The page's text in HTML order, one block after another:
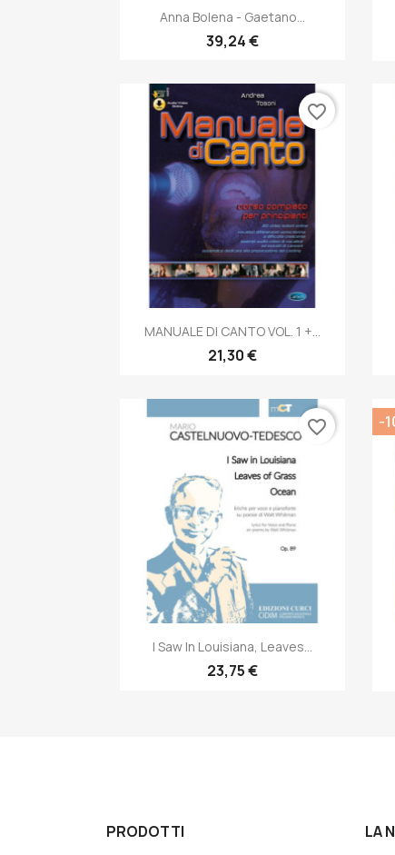
Anteprima
Anna Bolena - Gaetano...
39,24 €
Anteprima
MANUALE DI CANTO VOL. 1 +...
21,30 €
favorite_border
Anteprima
I Saw In Louisiana, Leaves...
23,75 €
favorite_border -
PRODOTTI LA